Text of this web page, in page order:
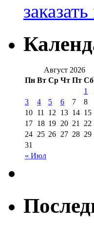
Август 2026
Пн Вт Ср Чт Пт Сб
« Июл
1
3
4 5 6 7 8
10 11 12 13 14 15
17 18 19 20 21 22
24 25 26 27 28 29
31